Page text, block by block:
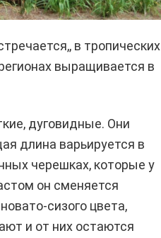
в тропических
выращивается в
дуговидные. Они
длина варьируется в
черешках, которые у
он сменяется
сизого цвета,
и от них остаются